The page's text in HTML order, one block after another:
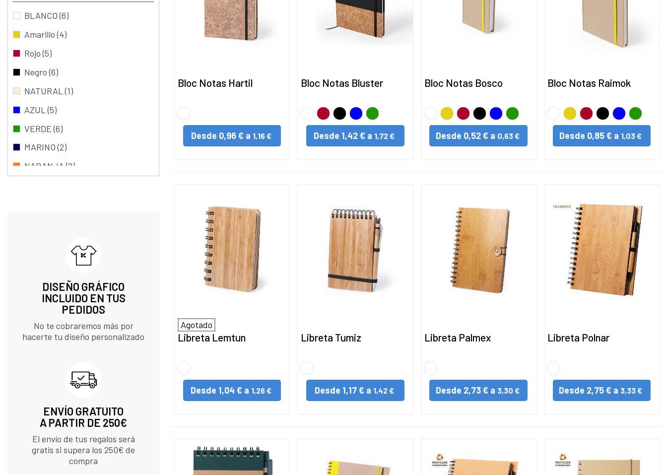
BLANCO(6)
Amarillo(4)
Rojo(5)
Negro(6)
NATURAL(1)
AZUL(5)
VERDE(6)
MARINO(2)
NARANJA (2)
DISEÑO GRÁFICO
INCLUIDO EN TUS
PEDIDOS​
No te cobraremos más por
hacerte tu diseño personalizado
ENVÍO GRATUITO
A PARTIR DE 250€
El envío de tus regalos será
gratis si supera los 250€ de
compra
Bloc Notas Hartil
Desde 0,96 € a 1,16 €
Bloc Notas Bluster
BLANCO
RojoNegroAZULVERDE
Desde 1,42 € a 1,72 €
Bloc Notas Bosco
BLANCO
Amarillo
Rojo NegroAZULVERDE
Desde 0,52 € a 0,63 €
Bloc Notas Raimok
BLANCO
Amarillo
Rojo NegroAZULVERDE
Desde 0,85 € a 1,03 €
Agotado
Libreta Lemtun
Desde 1,04 € a 1,26 €
Libreta Tumiz
Desde 1,17 € a 1,42 €
Libreta Palmex
Desde 2,73 € a 3,30 €
Libreta Polnar
Desde 2,75 € a 3,33 €